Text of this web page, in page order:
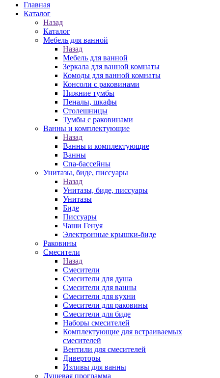
Главная
Каталог
Назад
Каталог
Мебель для ванной
Назад
Мебель для ванной
Зеркала для ванной комнаты
Комоды для ванной комнаты
Консоли с раковинами
Нижние тумбы
Пеналы, шкафы
Столешницы
Тумбы с раковинами
Ванны и комплектующие
Назад
Ванны и комплектующие
Ванны
Спа-бассейны
Унитазы, биде, писсуары
Назад
Унитазы, биде, писсуары
Унитазы
Биде
Писсуары
Чаши Генуя
Электронные крышки-биде
Раковины
Смесители
Назад
Смесители
Смесители для душа
Смесители для ванны
Смесители для кухни
Смесители для раковины
Смесители для биде
Наборы смесителей
Комплектующие для встраиваемых
смесителей
Вентили для смесителей
Диверторы
Изливы для ванны
Душевая программа